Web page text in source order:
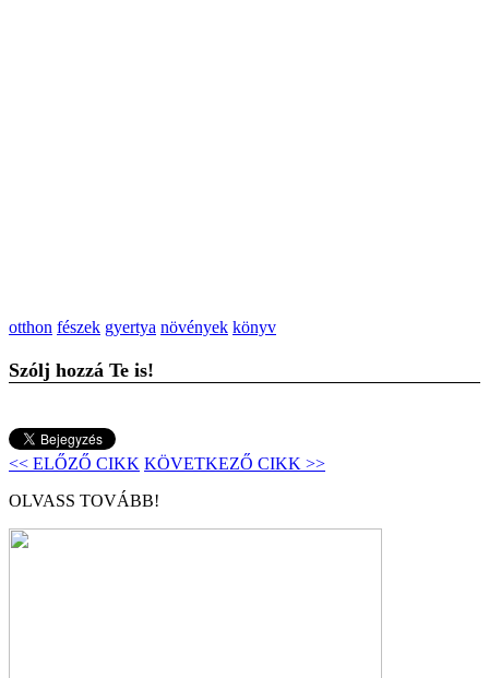
otthon fészek gyertya növények könyv
Szólj hozzá Te is!
<< ELŐZŐ CIKK KÖVETKEZŐ CIKK >>
OLVASS TOVÁBB!